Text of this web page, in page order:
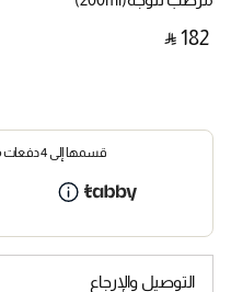
‎ ⃁ ⁦182⁩ ‎
قسمها إلى 4 دفعات متساوية بقيمة
التوصيل والإرجاع